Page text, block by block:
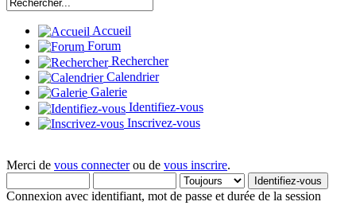
Accueil
Forum
Rechercher
Calendrier
Galerie
Identifiez-vous
Inscrivez-vous
Merci de vous connecterou de vous inscrire.
Connexion avec identifiant, mot de passe et durée de la session